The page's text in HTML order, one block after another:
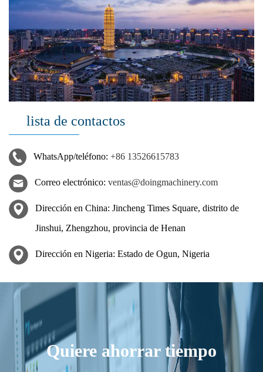
lista de contactos
WhatsApp/teléfono: +86 13526615783
Correo electrónico: ventas@doingmachinery.com
Dirección en China: Jincheng Times Square, distrito de
Jinshui, Zhengzhou, provincia de Henan
Dirección en Nigeria: Estado de Ogun, Nigeria
Quiere ahorrar tiempo